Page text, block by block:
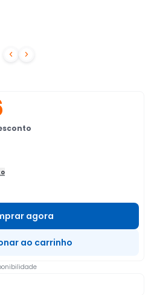
 
agora
ao carrinho